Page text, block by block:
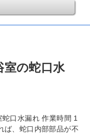
室の蛇口水
口水漏れ 作業時間 1
ば、蛇口内部部品が不